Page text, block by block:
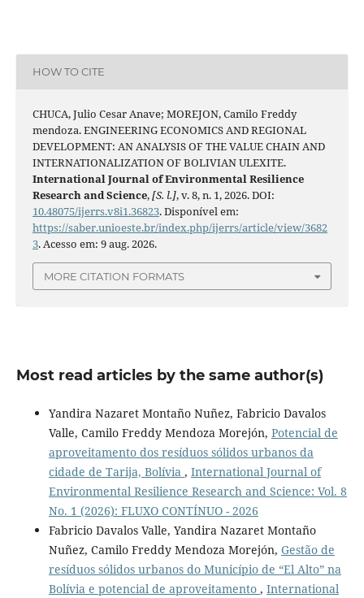
HOW TO CITE
CHUCA, Julio Cesar Anave; MOREJON, Camilo Freddy
mendoza. ENGINEERING ECONOMICS AND REGIONAL
DEVELOPMENT: AN ANALYSIS OF THE VALUE CHAIN AND
INTERNATIONALIZATION OF BOLIVIAN ULEXITE.
International Journal of Environmental Resilience
Research and Science,[S. l.], v. 8, n. 1, 2026. DOI:
10.48075/ijerrs.v8i1.36823. Disponível em:
https://saber.unioeste.br/index.php/ijerrs/article/view/3682
3. Acesso em: 9 aug. 2026.
MORE CITATION FORMATS
Most read articles by the same author(s)
Yandira Nazaret Montaño Nuñez, Fabricio Davalos
Valle, Camilo Freddy Mendoza Morejón, Potencial de
aproveitamento dos resíduos sólidos urbanos da
cidade de Tarija, Bolívia , International Journal of
Environmental Resilience Research and Science: Vol. 8
No. 1 (2026): FLUXO CONTÍNUO - 2026
Fabricio Davalos Valle, Yandira Nazaret Montaño
Nuñez, Camilo Freddy Mendoza Morejón, Gestão de
resíduos sólidos urbanos do Município de “El Alto” na
Bolívia e potencial de aproveitamento , International